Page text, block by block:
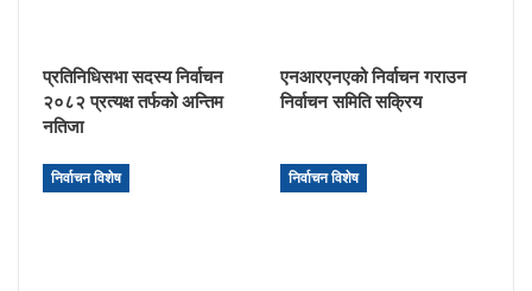
प्रतिनिधिसभा सदस्य निर्वाचन
२०८२ प्रत्यक्ष तर्फको अन्तिम
नतिजा
एनआरएनएको निर्वाचन गराउन
निर्वाचन समिति सक्रिय
निर्वाचन विशेष निर्वाचन विशेष